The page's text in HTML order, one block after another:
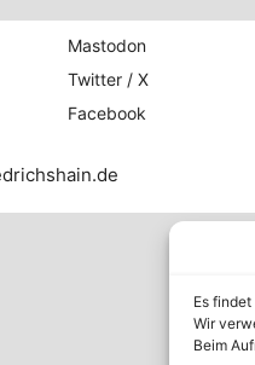
Es
Wir
Beim
Mastodon
Twitter / X
Facebook